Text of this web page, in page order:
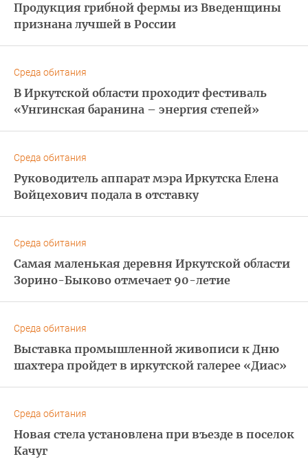
Продукция грибной фермы из Введенщины
признана лучшей в России
Среда обитания
В Иркутской области проходит фестиваль
«Унгинская баранина – энергия степей»
Среда обитания
Руководитель аппарат мэра Иркутска Елена
Войцехович подала в отставку
Среда обитания
Самая маленькая деревня Иркутской области
Зорино-Быково отмечает 90-летие
Среда обитания
Выставка промышленной живописи к Дню
шахтера пройдет в иркутской галерее «Диас»
Среда обитания
Новая стела установлена при въезде в поселок
Качуг